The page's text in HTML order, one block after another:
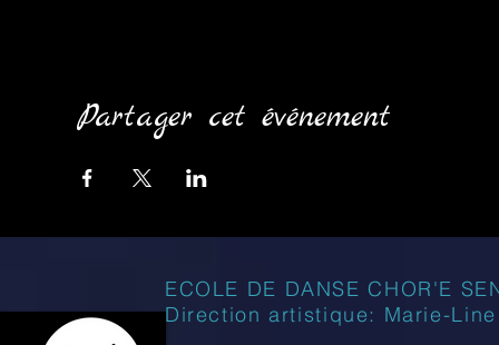
Partager cet événement
ECOLE DE DANSE CHOR'E
Direction artistique: Marie-